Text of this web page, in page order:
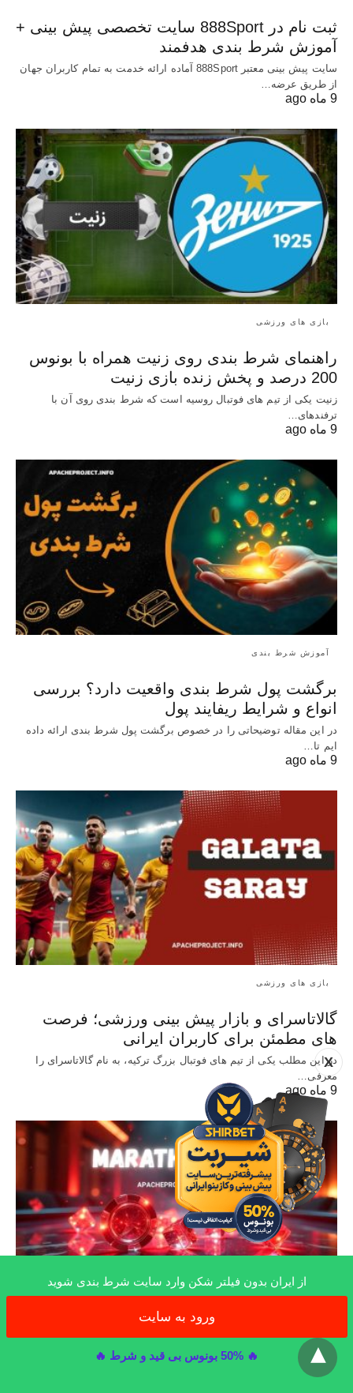
X
ثبت نام در 888Sport سایت تخصصی پیش بینی +
آموزش شرط بندی هدفمند
سایت پیش بینی معتبر 888Sport آماده ارائه خدمت به تمام کاربران جهان
از طریق عرضه…
9 ماه ago
بازی های ورزشی
راهنمای شرط بندی روی زنیت همراه با بونوس
200 درصد و پخش زنده بازی زنیت
زنیت یکی از تیم های فوتبال روسیه است که شرط بندی روی آن با
ترفندهای…
9 ماه ago
آموزش شرط بندی
برگشت پول شرط بندی واقعیت دارد؟ بررسی
انواع و شرایط ریفایند پول
در این مقاله توضیحاتی را در خصوص برگشت پول شرط بندی ارائه داده
ایم تا…
9 ماه ago
بازی های ورزشی
گالاتاسرای و بازار پیش‌ بینی ورزشی؛ فرصت‌
های مطمئن برای کاربران ایرانی
در این مطلب یکی از تیم های فوتبال بزرگ ترکیه، به نام گالاتاسرای را
معرفی…
9 ماه ago
سایت Marathonbet (ماراتن بت) آموزش ثبت
نام و بررسی شرایط برداشت سود
از ایران بدون فیلتر شکن وارد سایت شرط بندی شوید
ورود به سایت
🔥 50% بونوس بی قید و شرط 🔥